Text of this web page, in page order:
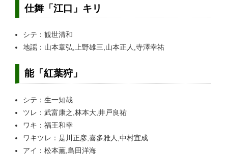
仕舞「江口」キリ
シテ：観世清和
地謡：山本章弘,上野雄三,山本正人,寺澤幸祐
能「紅葉狩」
シテ：生一知哉
ツレ：武富康之,林本大,井戸良祐
ワキ：福王和幸
ワキツレ：是川正彦,喜多雅人,中村宜成
アイ：松本薫,島田洋海